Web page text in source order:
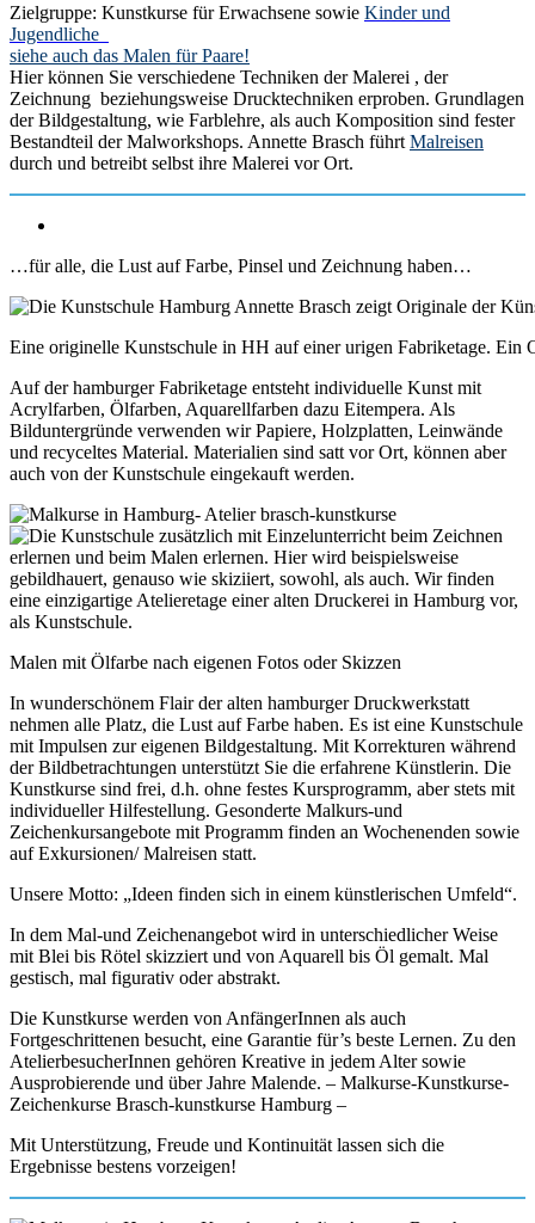
Zielgruppe: Kunstkurse für Erwachsene sowie Kinder und
Jugendliche
siehe auch das Malen für Paare!
Hier können Sie verschiedene Techniken der Malerei , der
Zeichnung beziehungsweise Drucktechniken erproben. Grundlagen
der Bildgestaltung, wie Farblehre, als auch Komposition sind fester
Bestandteil der Malworkshops. Annette Brasch führt Malreisen
durch und betreibt selbst ihre Malerei vor Ort.
…für alle, die Lust auf Farbe, Pinsel und Zeichnung haben…
Eine originelle Kunstschule in HH auf einer urigen Fabriketage. Ein
Auf der hamburger Fabriketage entsteht individuelle Kunst mit
Acrylfarben, Ölfarben, Aquarellfarben dazu Eitempera. Als
Bilduntergründe verwenden wir Papiere, Holzplatten, Leinwände
und recyceltes Material. Materialien sind satt vor Ort, können aber
auch von der Kunstschule eingekauft werden.
Malen mit Ölfarbe nach eigenen Fotos oder Skizzen
In wunderschönem Flair der alten hamburger Druckwerkstatt
nehmen alle Platz, die Lust auf Farbe haben. Es ist eine Kunstschule
mit Impulsen zur eigenen Bildgestaltung. Mit Korrekturen während
der Bildbetrachtungen unterstützt Sie die erfahrene Künstlerin. Die
Kunstkurse sind frei, d.h. ohne festes Kursprogramm, aber stets mit
individueller Hilfestellung. Gesonderte Malkurs-und
Zeichenkursangebote mit Programm finden an Wochenenden sowie
auf Exkursionen/ Malreisen statt.
Unsere Motto: „Ideen finden sich in einem künstlerischen Umfeld“.
In dem Mal-und Zeichenangebot wird in unterschiedlicher Weise
mit Blei bis Rötel skizziert und von Aquarell bis Öl gemalt. Mal
gestisch, mal figurativ oder abstrakt.
Die Kunstkurse werden von AnfängerInnen als auch
Fortgeschrittenen besucht, eine Garantie für’s beste Lernen. Zu den
AtelierbesucherInnen gehören Kreative in jedem Alter sowie
Ausprobierende und über Jahre Malende. – Malkurse-Kunstkurse-
Zeichenkurse Brasch-kunstkurse Hamburg –
Mit Unterstützung, Freude und Kontinuität lassen sich die
Ergebnisse bestens vorzeigen!